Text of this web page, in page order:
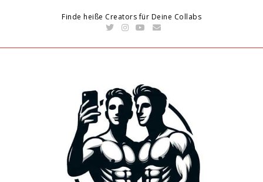
Finde heiße Creators für Deine Collabs